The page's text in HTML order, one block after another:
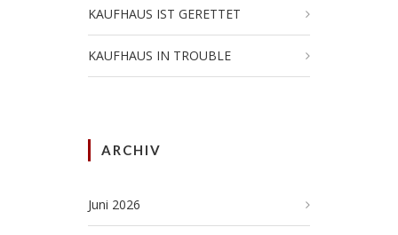
KAUFHAUS IST GERETTET
KAUFHAUS IN TROUBLE
ARCHIV
Juni 2026